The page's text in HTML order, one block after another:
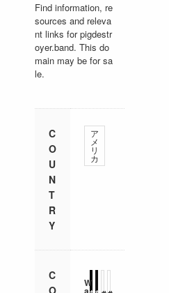
Find information, re
sources and releva
nt links for pigdestr
oyer.band. This do
main may be for sa
le.
C
O
U
N
T
R
Y
ア
メ
リ
カ
C
O
W